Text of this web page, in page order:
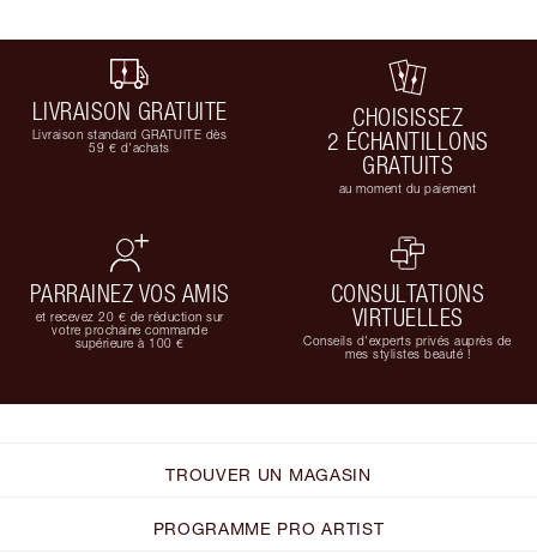
LIVRAISON GRATUITE
Livraison standard GRATUITE dès
59 € d'achats
CHOISISSEZ
2 ÉCHANTILLONS
GRATUITS
au moment du paiement
PARRAINEZ VOS AMIS
et recevez 20 € de réduction sur
votre prochaine commande
supérieure à 100 €
CONSULTATIONS
VIRTUELLES
Conseils d'experts privés auprès de
mes stylistes beauté !
TROUVER UN MAGASIN
PROGRAMME PRO ARTIST